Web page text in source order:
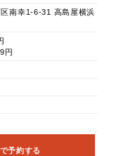
南幸1-6-31 高島屋横浜
円
予約する